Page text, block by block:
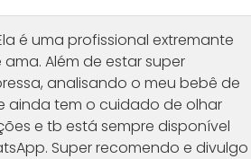
é uma profissional extremante
Além de estar super
analisando o meu bebê de
ainda tem o cuidado de olhar
e tb está sempre disponível
Super recomendo e divulgo